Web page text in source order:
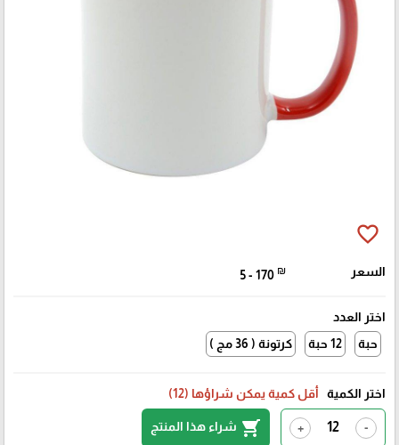
favorite_border
السعر 5 - 170 ₪
اختر العدد
حبة
12 حبة كرتونة ( 36 مج )
اختر الكمية أقل كمية يمكن شراؤها (12)
-
+
shopping_cart شراء هذا المنتج